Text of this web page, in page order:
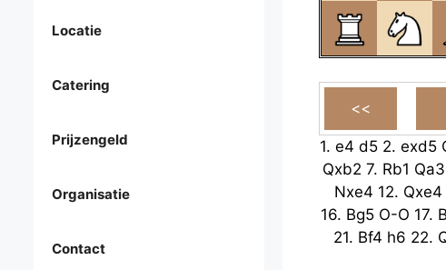
1. e4 d5 2. exd5
Qxb2 7. Rb1 Qa3
Nxe4 12. Qxe4
16. Bg5 O-O 17.
21. Bf4 h6 22.
Locatie
Catering
Prijzengeld
Organisatie
Contact